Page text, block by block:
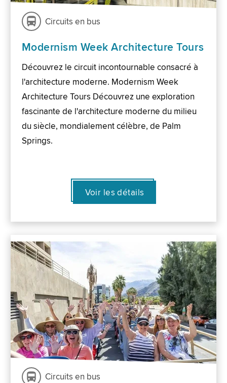
Circuits en bus
Modernism Week Architecture Tours
Découvrez le circuit incontournable consacré à
l'architecture moderne. Modernism Week
Architecture Tours Découvrez une exploration
fascinante de l'architecture moderne du milieu
du siècle, mondialement célèbre, de Palm
Springs.
Voir les détails
Circuits en bus